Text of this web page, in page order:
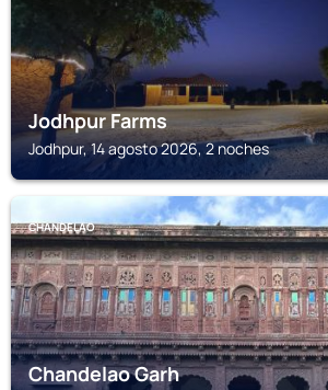
Jodhpur Farms
Jodhpur, 14 agosto 2026, 2 noches
CHANDELAO
Chandelao Garh